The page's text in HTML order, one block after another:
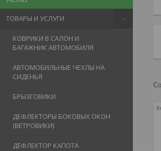
ТОВАРЫ И УСЛУГИ
КОВРИКИ В САЛОН И
БАГАЖНИК АВТОМОБИЛЯ
АВТОМОБИЛЬНЫЕ ЧЕХЛЫ НА
СИДЕНЬЯ
БРЫЗГОВИКИ
ДЕФЛЕКТОРЫ БОКОВЫХ ОКОН
(ВЕТРОВИКИ)
ДЕФЛЕКТОР КАПОТА